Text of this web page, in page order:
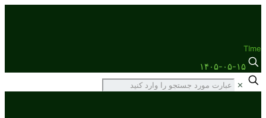
TIme
۱۴۰۵-۰۵-۱۵
✕